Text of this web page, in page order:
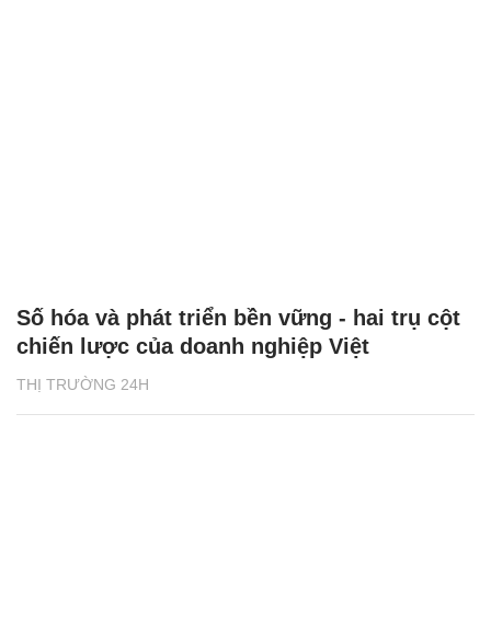
THỊ TRƯỜNG 24H
Số hóa và phát triển bền vững - hai trụ cột
chiến lược của doanh nghiệp Việt